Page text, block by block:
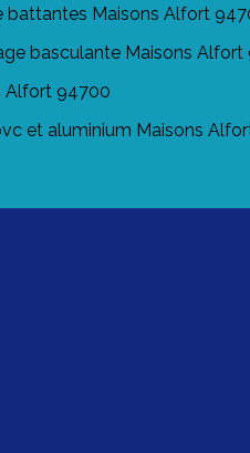
battantes Maisons Alfort
basculante Maisons
Alfort 94700
et aluminium Maisons